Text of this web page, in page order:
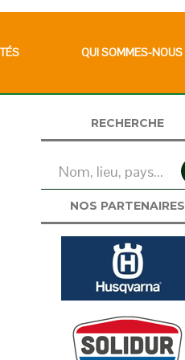
QUI SOMMES-NOUS
RECHERCHE
NOS PARTENAIRES